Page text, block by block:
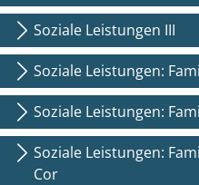
Soziale Leistungen III
Soziale Leistungen:
Soziale Leistungen:
Soziale Leistungen:
Cor